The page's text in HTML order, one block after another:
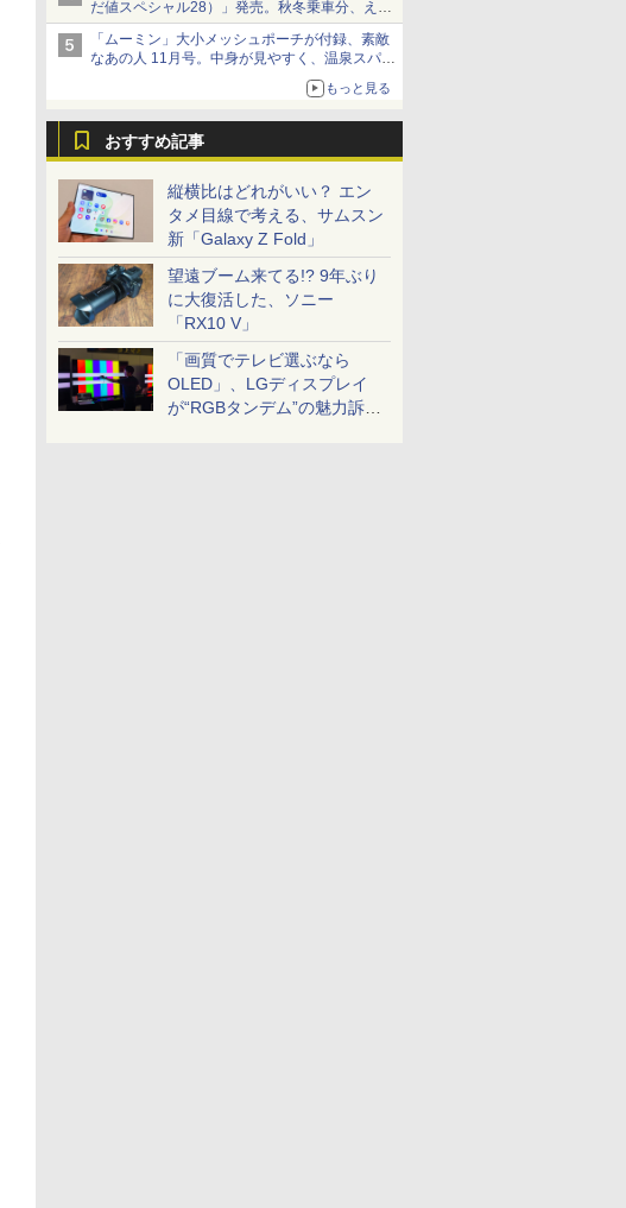
だ値スペシャル28）」発売。秋冬乗車分、えき
ねっと限定
「ムーミン」大小メッシュポーチが付録、素敵
なあの人 11月号。中身が見やすく、温泉スパに
もっと見る
おすすめ記事
縦横比はどれがいい？ エン
タメ目線で考える、サムスン
新「Galaxy Z Fold」
望遠ブーム来てる!? 9年ぶり
に大復活した、ソニー
「RX10 V」
「画質でテレビ選ぶなら
OLED」、LGディスプレイ
が“RGBタンデム”の魅力訴